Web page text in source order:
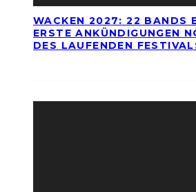
WACKEN 2027: 22 BANDS
ERSTE ANKÜNDIGUNGEN
DES LAUFENDEN